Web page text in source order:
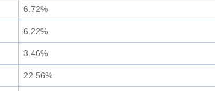
6.72%
6.22%
3.46%
22.56%